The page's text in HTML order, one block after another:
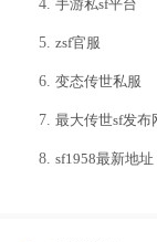
手游私sf平台
zsf官服
变态传世私服
最大传世sf发布
sf1958最新地址